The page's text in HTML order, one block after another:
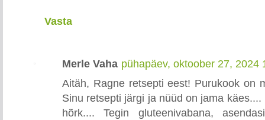
Vasta
Merle Vaha pühapäev, oktoober 27, 2024
Aitäh, Ragne retsepti eest! Purukook on
Sinu retsepti järgi ja nüüd on jama
hõrk.... Tegin gluteenivabana,